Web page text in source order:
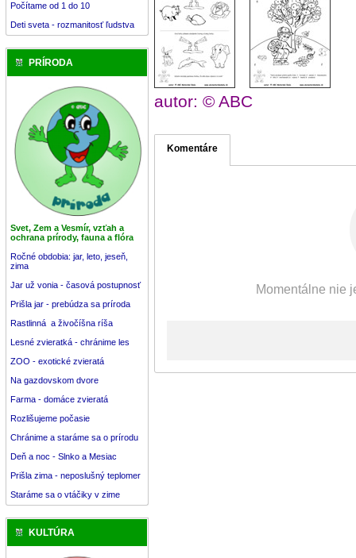
Počítame od 1 do 10
Deti sveta - rozmanitosť ľudstva
PRÍRODA
Svet, Zem a Vesmír, vzťah a
ochrana prírody, fauna a flóra
Ročné obdobia: jar, leto, jeseň,
zima
Jar už vonia - časová postupnosť
Prišla jar - prebúdza sa príroda
Rastlinná a živočíšna ríša
Lesné zvieratká - chránime les
ZOO - exotické zvieratá
Na gazdovskom dvore
Farma - domáce zvieratá
Rozlišujeme počasie
Chránime a staráme sa o prírodu
Deň a noc - Slnko a Mesiac
Prišla zima - neposlušný teplomer
Staráme sa o vtáčiky v zime
KULTÚRA
autor: © ABC
Komentáre
Momentálne nie